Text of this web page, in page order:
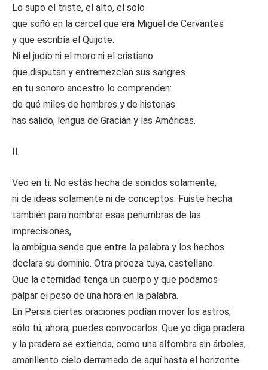
Lo supo el triste, el alto, el solo
que soñó en la cárcel que era Miguel de Cervantes
y que escribía el Quijote.
Ni el judío ni el moro ni el cristiano
que disputan y entremezclan sus sangres
en tu sonoro ancestro lo comprenden:
de qué miles de hombres y de historias
has salido, lengua de Gracián y las Américas.
II.
Veo en ti. No estás hecha de sonidos solamente,
ni de ideas solamente ni de conceptos. Fuiste hecha
también para nombrar esas penumbras de las
imprecisiones,
la ambigua senda que entre la palabra y los hechos
declara su dominio. Otra proeza tuya, castellano.
Que la eternidad tenga un cuerpo y que podamos
palpar el peso de una hora en la palabra.
En Persia ciertas oraciones podían mover los astros;
sólo tú, ahora, puedes convocarlos. Que yo diga pradera
y la pradera se extienda, como una alfombra sin árboles,
amarillento cielo derramado de aquí hasta el horizonte.